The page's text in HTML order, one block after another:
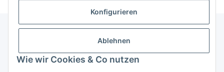
Konfigurieren
Ablehnen
Wie wir Cookies & Co nutzen
Informationen